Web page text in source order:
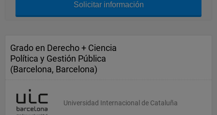
Solicitar información
Grado en Derecho + Ciencia
Política y Gestión Pública
(Barcelona, Barcelona)
Universidad Internacional de Cataluña